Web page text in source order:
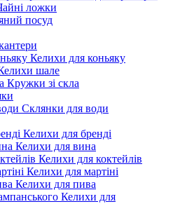
ложки
посуд
Келихи для коньяку
шале
Кружки зі скла
Склянки для води
Келихи для бренді
Келихи для вина
Келихи для коктейлів
Келихи для мартіні
Келихи для пива
Келихи для